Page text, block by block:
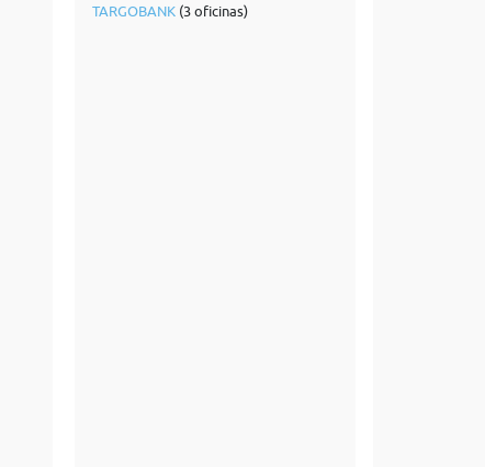
TARGOBANK(3 oficinas)